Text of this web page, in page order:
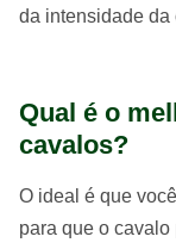
da intensidade da
Qual é o
cavalos?
O ideal é que
para que o cavalo